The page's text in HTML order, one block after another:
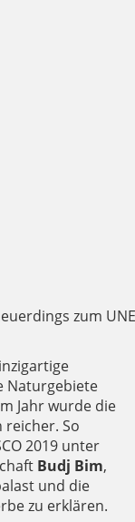
zum
Naturgebiete
Jahr wurde die
So
2019 unter
Budj Bim,
und die
zu erklären.